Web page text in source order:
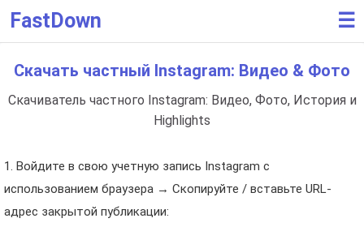
FastDown ☰
Скачать частный Instagram: Видео & Фото
Скачиватель частного Instagram: Видео, Фото, История и
Highlights
1. Войдите в свою учетную запись Instagram с
использованием браузера → Скопируйте / вставьте URL-
адрес закрытой публикации: